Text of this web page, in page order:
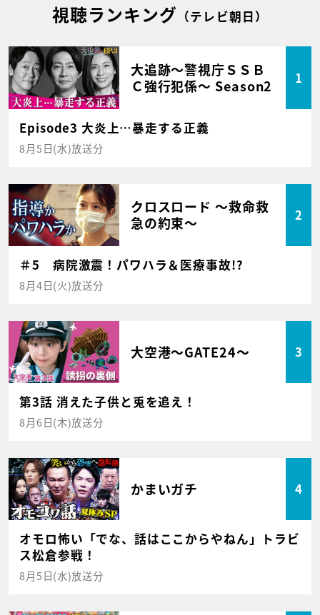
視聴ランキング （テレビ朝日）
大追跡～警視庁ＳＳＢ
Ｃ強行犯係～ Season2
1
Episode3 大炎上…暴走する正義
8月5日(水)放送分
クロスロード ～救命救
急の約束～
2
＃5 病院激震！パワハラ＆医療事故!?
8月4日(火)放送分
大空港～GATE24～ 3
第3話 消えた子供と兎を追え！
8月6日(木)放送分
かまいガチ 4
オモロ怖い「でな、話はここからやねん」トラビ
ス松倉参戦！
8月5日(水)放送分